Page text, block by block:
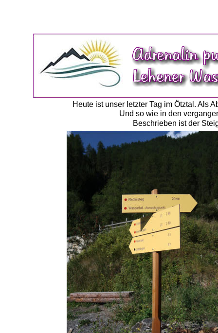
Heute ist unser letzter Tag im Ötztal. Als
Und so wie in den
Beschrieben ist der